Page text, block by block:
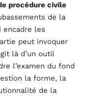
procédure civile
de la
encadre les
peut invoquer
là d’un outil
l’examen du fond
la forme, la
de la